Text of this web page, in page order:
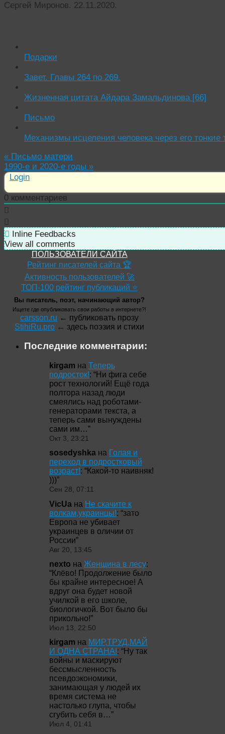
Сергей Миронов. 22.11.2020.
Подарки
Завет. Главы 264 по 269.
Жизненная цитата Айдара Замальдинова [66]
Письмо
Механизмы исцеления человека через его тонкие
« Письмо матери
1990-е и 2020-е годы »
Login
0 комментариев
Inline Feedbacks
View all comments
ПОЛЬЗОВАТЕЛИ САЙТА
Рейтинг писателей сайта 🏆
Активность пользователей 🚀
ТОП-100 рейтинг публикаций ⭐
Вы писатель, поэт, начинающий автор?
Ищете где опубликовать свои работы в интернете?!
carsson.ru ← публиковать прозу
StihiRu.pro ← здесь поэзия и стихи
Последние комментарии:
kirgam на Теперь
подросток!: “Ни фига себе
рост технологий! Ещё года
полтора назад люди
смеялись над роботами-
генераторами текста, а
теперь сами вынуждены
сами им…”
Окт 3, 23:21
sosedyshka на Голая и
переход в подростковый
возраст!: “Какой-то наивняк!
)))”
Сен 28, 07:11
VicUa на Не скачите к
волкам,украинцы!: “зато
Европа не убивает
украинцев в оличии от
России”
Авг 20, 13:45
nexto на Женщина в лесу:
“Клёво! Продолжение было
бы крайне интересное! А
вдруг она будет новой
училкой в его школе,
биологичкой. Вот было бы
прикольно!”
Июл 13, 22:50
kirgam на МИР,ТРУД,МАЙ
И ОДНА СТРАНА!: “Ну так
войны и маскируют
бессмысленность
псевдоэкономики,
занимающая у людей их
время система не
настолько глупа, чтобы
сгубить себя в…”
Июл 4, 01:41